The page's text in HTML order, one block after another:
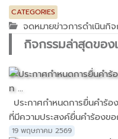
CATEGORIES
จดหมายข่าวการดำเนินกิ
กิจกรรมล่าสุดของ
ประกาศกำหนดการยื่นคำร้
ที่มีความประสงค์ยื่นคำร้องขอ
19 พฤษภาคม 2569